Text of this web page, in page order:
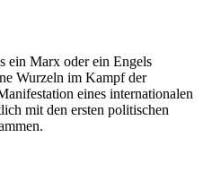
ein Marx oder ein Engels
Wurzeln im Kampf der
eines internationalen
mit den ersten politischen